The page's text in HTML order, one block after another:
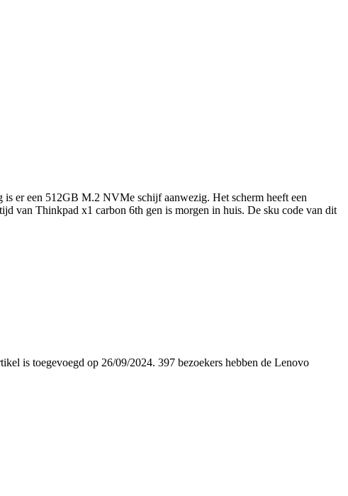
er een 512GB M.2 NVMe schijf aanwezig. Het scherm heeft een
van Thinkpad x1 carbon 6th gen is morgen in huis. De sku code van dit
is toegevoegd op 26/09/2024. 397 bezoekers hebben de Lenovo